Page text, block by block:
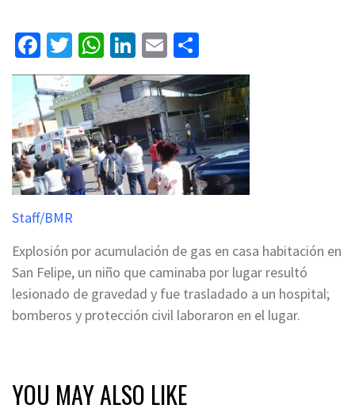
Facebook
Twitter
WhatsApp
LinkedIn
Email
Staff/BMR
Explosión por acumulación de gas en casa habitación en
San Felipe, un niño que caminaba por lugar resultó
lesionado de gravedad y fue trasladado a un hospital;
bomberos y protección civil laboraron en el lugar.
YOU MAY ALSO LIKE